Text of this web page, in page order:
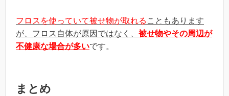
フロスを使っていて被せ物が取れる こともあります
が、フロス自体が原因ではなく、 被せ物やその周辺が
不健康な場合が多いです。
まとめ